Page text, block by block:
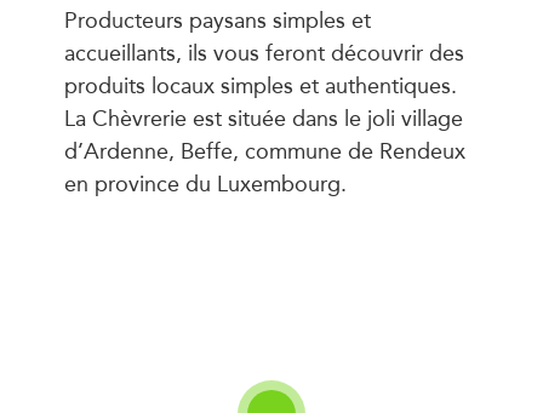
Producteurs paysans simples et
accueillants, ils vous feront découvrir des
produits locaux simples et authentiques.
La Chèvrerie est située dans le joli village
d’Ardenne, Beffe, commune de Rendeux
en province du Luxembourg.